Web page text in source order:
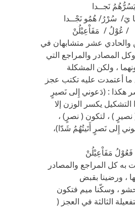
نَجــدا
يَ/ سُرْرُ/ هُمُو نَجْــدا
عُوْلُ / مَفَاْعِيْلُنْ
والحادي عشر متشابهان في
المصادر والمراجع التي
، ولكن المشكلة
ما أعتمدت عليه تكتب عجز
هكذا : (دَعوني إِلى نَصيرٍ
التشكيل يكسر الوزن إلا
) ، لتكون ( نصرٍ) ،
إِلى نَصرٍ أَتَيتُهُمُ شَدّا)،
مَفَاْعِيْلُنْ
به كل المراجع والمصادر
، ورضينا بقبض
، وسكّنا ميم فتكون
الثالثة في العجز (